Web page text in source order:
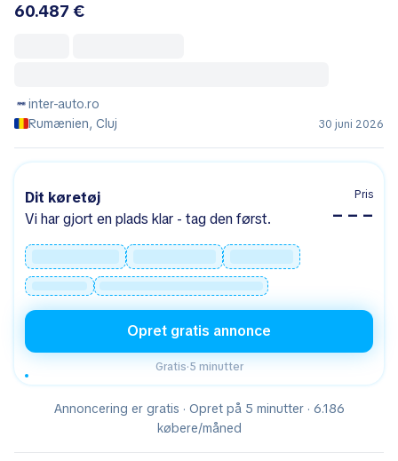
60.487 €
inter-auto.ro
Rumænien, Cluj
30 juni 2026
Dit køretøj
Vi har gjort en plads klar - tag den først.
Pris
– – –
Opret gratis annonce
Gratis·5 minutter
Annoncering er gratis · Opret på 5 minutter · 6.186
købere/måned